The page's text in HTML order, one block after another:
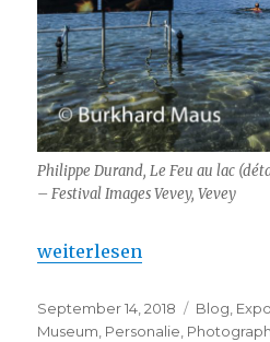
Philippe Durand, Le Feu au lac
– Festival Images Vevey, Vevey
„Images Vevey – Biennale
weiterlesen
Veröffentlicht
am
September 14, 2018 Blog,
Museum, Personalie,